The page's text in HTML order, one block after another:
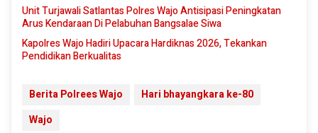
Unit Turjawali Satlantas Polres Wajo Antisipasi Peningkatan
Arus Kendaraan Di Pelabuhan Bangsalae Siwa
Kapolres Wajo Hadiri Upacara Hardiknas 2026, Tekankan
Pendidikan Berkualitas
Berita Polrees Wajo
Hari bhayangkara ke-80
Wajo